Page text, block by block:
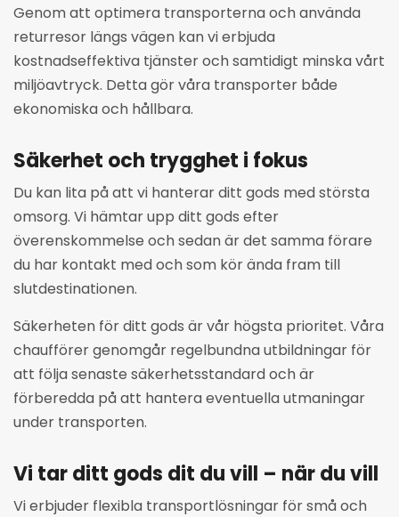
Genom att optimera transporterna och använda
returresor längs vägen kan vi erbjuda
kostnadseffektiva tjänster och samtidigt minska vårt
miljöavtryck. Detta gör våra transporter både
ekonomiska och hållbara.
Säkerhet och trygghet i fokus
Du kan lita på att vi hanterar ditt gods med största
omsorg. Vi hämtar upp ditt gods efter
överenskommelse och sedan är det samma förare
du har kontakt med och som kör ända fram till
slutdestinationen.
Säkerheten för ditt gods är vår högsta prioritet. Våra
chaufförer genomgår regelbundna utbildningar för
att följa senaste säkerhetsstandard och är
förberedda på att hantera eventuella utmaningar
under transporten.
Vi tar ditt gods dit du vill – när du vill
Vi erbjuder flexibla transportlösningar för små och